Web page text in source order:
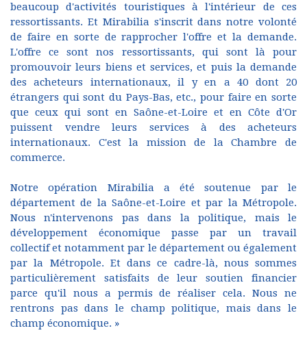
beaucoup d'activités touristiques à l'intérieur de ces
ressortissants. Et Mirabilia s'inscrit dans notre volonté
de faire en sorte de rapprocher l'offre et la demande.
L'offre ce sont nos ressortissants, qui sont là pour
promouvoir leurs biens et services, et puis la demande
des acheteurs internationaux, il y en a 40 dont 20
étrangers qui sont du Pays-Bas, etc., pour faire en sorte
que ceux qui sont en Saône-et-Loire et en Côte d'Or
puissent vendre leurs services à des acheteurs
internationaux. C'est la mission de la Chambre de
commerce.
Notre opération Mirabilia a été soutenue par le
département de la Saône-et-Loire et par la Métropole.
Nous n'intervenons pas dans la politique, mais le
développement économique passe par un travail
collectif et notamment par le département ou également
par la Métropole. Et dans ce cadre-là, nous sommes
particulièrement satisfaits de leur soutien financier
parce qu'il nous a permis de réaliser cela. Nous ne
rentrons pas dans le champ politique, mais dans le
champ économique. »